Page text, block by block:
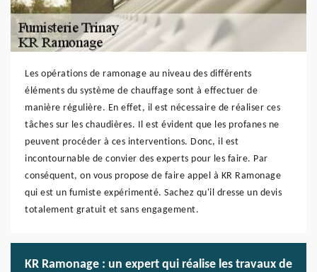
Les opérations de ramonage au niveau des différents
éléments du système de chauffage sont à effectuer de
manière régulière. En effet, il est nécessaire de réaliser ces
tâches sur les chaudières. Il est évident que les profanes ne
peuvent procéder à ces interventions. Donc, il est
incontournable de convier des experts pour les faire. Par
conséquent, on vous propose de faire appel à KR Ramonage
qui est un fumiste expérimenté. Sachez qu'il dresse un devis
totalement gratuit et sans engagement.
KR Ramonage : un expert qui réalise les travaux de